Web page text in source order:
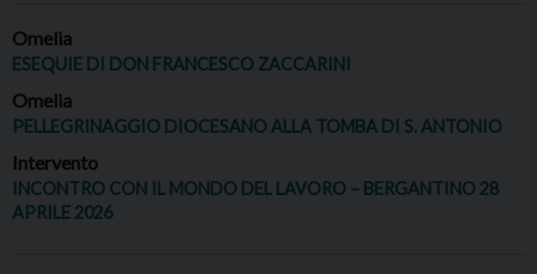
Omelia
ESEQUIE DI DON FRANCESCO ZACCARINI
Omelia
PELLEGRINAGGIO DIOCESANO ALLA TOMBA DI S. ANTONIO
Intervento
INCONTRO CON IL MONDO DEL LAVORO – BERGANTINO 28
APRILE 2026